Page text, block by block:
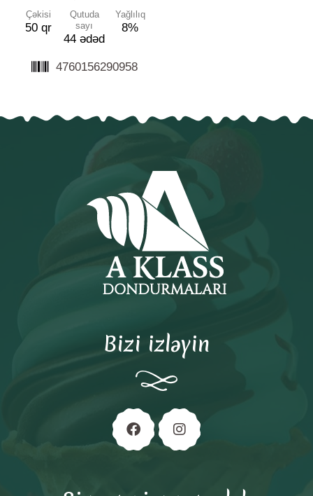
Çəkisi
50 qr
Qutuda
sayı
44 ədəd
Yağlılıq
8%
4760156290958
Bizi izləyin